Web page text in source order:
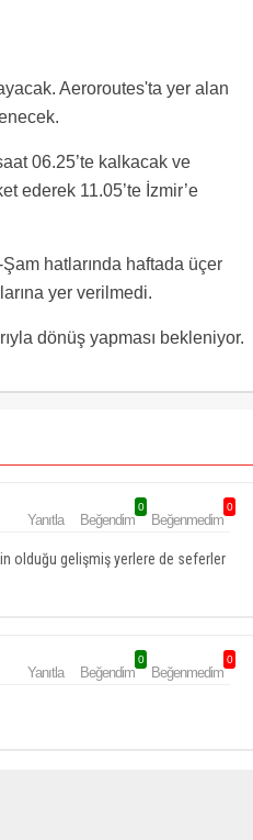
Aeroroutes'ta yer alan
06.25’te kalkacak ve
ederek 11.05’te İzmir’e
hatlarında haftada üçer
yer verilmedi.
dönüş yapması bekleniyor.
Yanıtla Beğendim
0
Beğenmedim
0
olduğu gelişmiş yerlere de seferler
Yanıtla Beğendim
0
Beğenmedim
0